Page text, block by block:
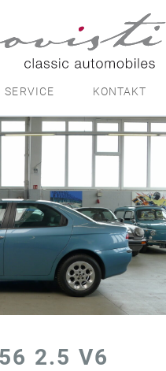
SERVICE KONTAKT
2.5 V6